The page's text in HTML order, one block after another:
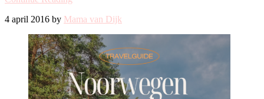
4 april 2016 by Mama van Dijk